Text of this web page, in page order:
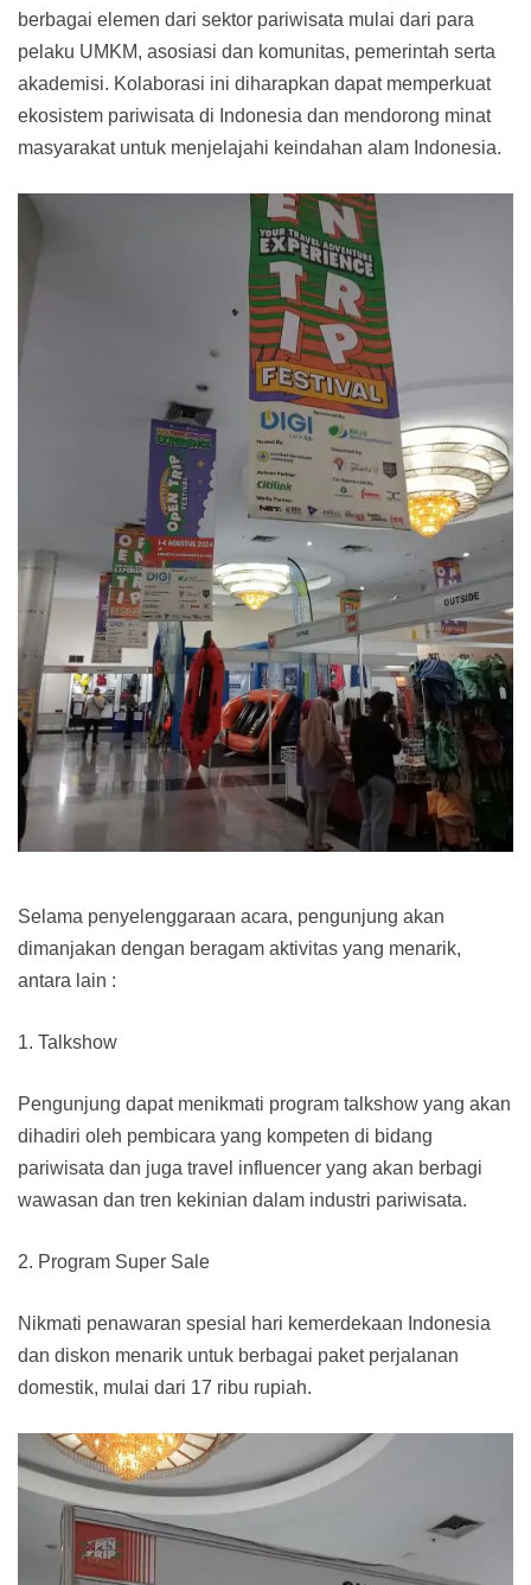
berbagai elemen dari sektor pariwisata mulai dari para
pelaku UMKM, asosiasi dan komunitas, pemerintah serta
akademisi. Kolaborasi ini diharapkan dapat memperkuat
ekosistem pariwisata di Indonesia dan mendorong minat
masyarakat untuk menjelajahi keindahan alam Indonesia.
Selama penyelenggaraan acara, pengunjung akan
dimanjakan dengan beragam aktivitas yang menarik,
antara lain :
1. Talkshow
Pengunjung dapat menikmati program talkshow yang akan
dihadiri oleh pembicara yang kompeten di bidang
pariwisata dan juga travel influencer yang akan berbagi
wawasan dan tren kekinian dalam industri pariwisata.
2. Program Super Sale
Nikmati penawaran spesial hari kemerdekaan Indonesia
dan diskon menarik untuk berbagai paket perjalanan
domestik, mulai dari 17 ribu rupiah.